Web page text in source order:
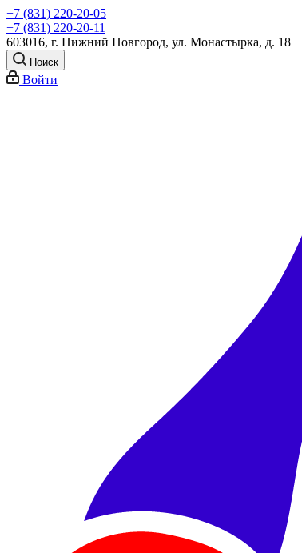
+7 (831) 220-20-05
+7 (831) 220-20-11
603016, г. Нижний Новгород, ул. Монастырка, д. 18
Поиск
Войти